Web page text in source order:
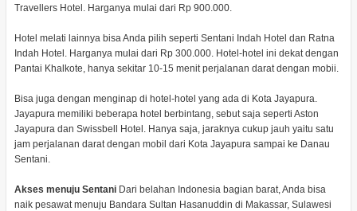
Travellers Hotel. Harganya mulai dari Rp 900.000.
Hotel melati lainnya bisa Anda pilih seperti Sentani Indah Hotel dan Ratna
Indah Hotel. Harganya mulai dari Rp 300.000. Hotel-hotel ini dekat dengan
Pantai Khalkote, hanya sekitar 10-15 menit perjalanan darat dengan mobii.
Bisa juga dengan menginap di hotel-hotel yang ada di Kota Jayapura.
Jayapura memiliki beberapa hotel berbintang, sebut saja seperti Aston
Jayapura dan Swissbell Hotel. Hanya saja, jaraknya cukup jauh yaitu satu
jam perjalanan darat dengan mobil dari Kota Jayapura sampai ke Danau
Sentani.
Akses menuju Sentani Dari belahan Indonesia bagian barat, Anda bisa
naik pesawat menuju Bandara Sultan Hasanuddin di Makassar, Sulawesi